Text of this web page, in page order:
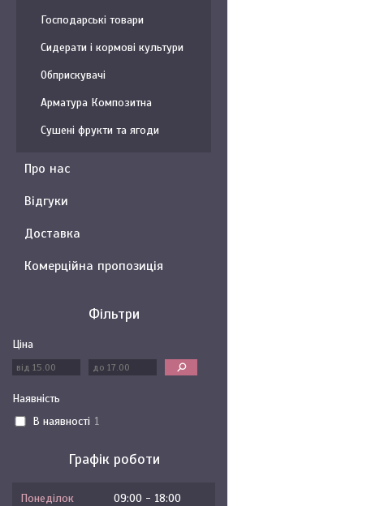
Господарські товари
Сидерати і кормові культури
Обприскувачі
Арматура Композитна
Сушені фрукти та ягоди
Про нас
Відгуки
Доставка
Комерційна пропозиція
Фільтри
Ціна
Наявність
В наявності 1
Графік роботи
Понеділок 09:00
18:00